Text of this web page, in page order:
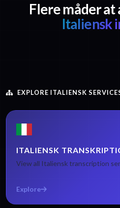
Flere måder at
Italiensk
EXPLORE ITALIENSK
ITALIENSK
View all Italiensk transcription
Explore